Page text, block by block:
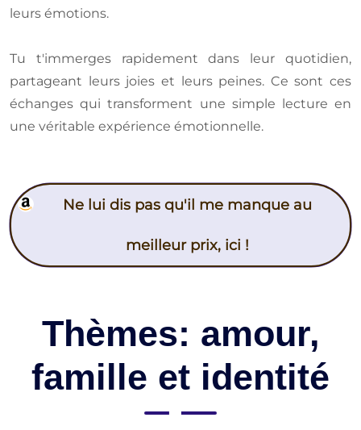
leurs émotions.
Tu t'immerges rapidement dans leur quotidien,
partageant leurs joies et leurs peines. Ce sont ces
échanges qui transforment une simple lecture en
une véritable expérience émotionnelle.
Ne lui dis pas qu'il me manque au
meilleur prix, ici !
Thèmes: amour,
famille et identité